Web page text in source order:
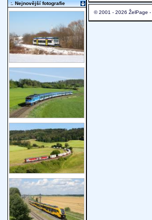
© 2001 - 2026 ŽelPage -
:. Nejnovější fotografie